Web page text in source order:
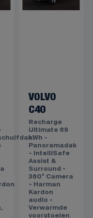
VOLVO
C40
Recharge
Ultimate 69
kWh -
Panoramadak
- IntelliSafe
Assist &
Surround -
360º Camera